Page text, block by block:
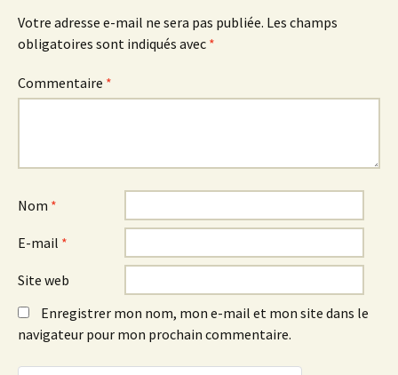
Votre adresse e-mail ne sera pas publiée. Les champs
obligatoires sont indiqués avec *
Commentaire *
Nom *
E-mail *
Site web
Enregistrer mon nom, mon e-mail et mon site dans le
navigateur pour mon prochain commentaire.